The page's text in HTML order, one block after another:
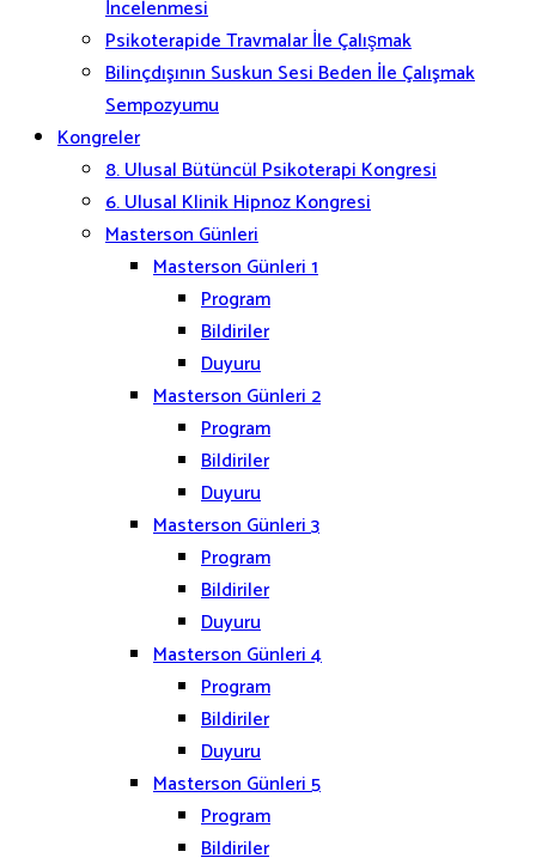
İncelenmesi
Psikoterapide Travmalar İle Çalışmak
Bilinçdışının Suskun Sesi Beden İle Çalışmak
Sempozyumu
Kongreler
8. Ulusal Bütüncül Psikoterapi Kongresi
6. Ulusal Klinik Hipnoz Kongresi
Masterson Günleri
Masterson Günleri 1
Program
Bildiriler
Duyuru
Masterson Günleri 2
Program
Bildiriler
Duyuru
Masterson Günleri 3
Program
Bildiriler
Duyuru
Masterson Günleri 4
Program
Bildiriler
Duyuru
Masterson Günleri 5
Program
Bildiriler